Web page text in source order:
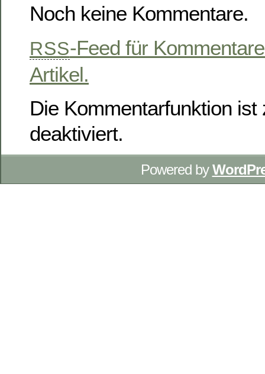
Noch keine Kommentare.
RSS-Feed für
Artikel.
Die Kommentarfunktion ist
deaktiviert.
Powered by